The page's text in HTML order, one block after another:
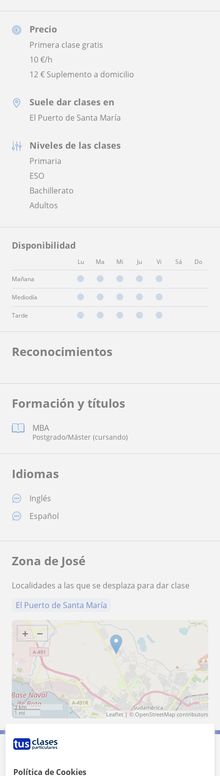
Precio
Primera clase gratis
10€/h
12 € Suplemento a domicilio
Suele dar clases en
El Puerto de Santa María
Niveles de las clases
Primaria
ESO
Bachillerato
Adultos
Disponibilidad
Lu Ma Mi Ju Vi Sá Do
Mañana
Mediodía
Tarde
Reconocimientos
Formación y títulos
MBA
Postgrado/Máster (cursando)
Idiomas
Inglés
Español
Zona de José
Localidades a las que se desplaza para dar clase
El Puerto de Santa María
+ −
3 km
1 mi
Leaflet | © OpenStreetMap contributors
Política de Cookies